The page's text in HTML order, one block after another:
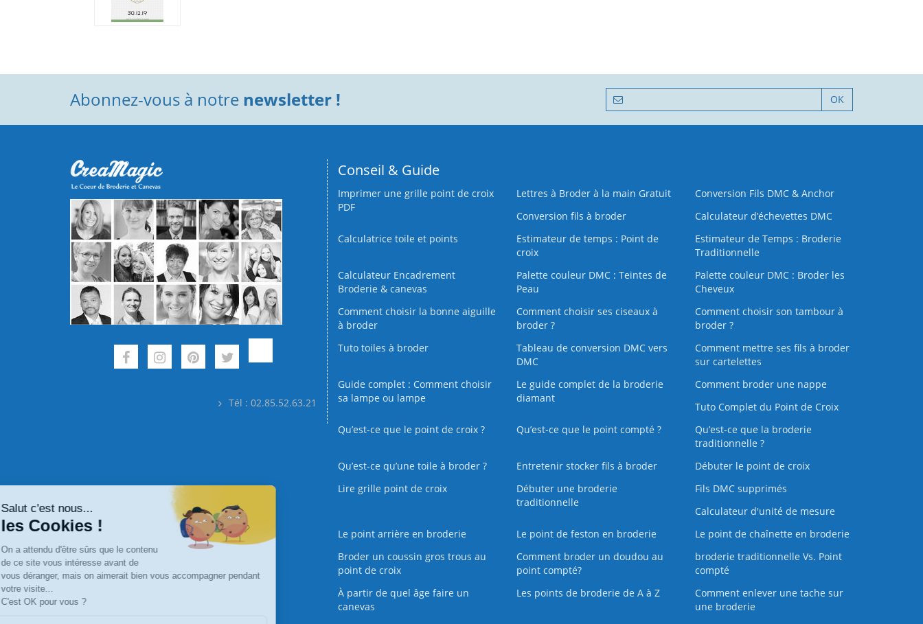
Abonnez-vous à notre newsletter ! OK
Tél : 02.85.52.63.21
Conseil & Guide
Imprimer une grille point de croix
PDF
Lettres à Broder à la main Gratuit
Conversion Fils DMC & Anchor
Conversion fils à broder
Calculateur d’échevettes DMC
Calculatrice toile et points
Estimateur de temps : Point de
croix
Estimateur de Temps : Broderie
Traditionnelle
Calculateur Encadrement
Broderie & canevas
Palette couleur DMC : Teintes de
Peau
Palette couleur DMC : Broder les
Cheveux
Comment choisir la bonne aiguille
à broder
Comment choisir ses ciseaux à
broder ?
Comment choisir son tambour à
broder ?
Tuto toiles à broder
Tableau de conversion DMC vers
DMC
Comment mettre ses fils à broder
sur cartelettes
Guide complet : Comment choisir
sa lampe ou lampe
Le guide complet de la broderie
diamant
Comment broder une nappe
Tuto Complet du Point de Croix
Qu’est-ce que le point de croix ?
Qu’est-ce que le point compté ?
Qu’est-ce que la broderie
traditionnelle ?
Qu’est‑ce qu’une toile à broder ?
Entretenir stocker fils à broder
Débuter le point de croix
Lire grille point de croix
Débuter une broderie
traditionnelle
Fils DMC supprimés
Calculateur d'unité de mesure
Le point arrière en broderie
Le point de feston en broderie
Le point de chaînette en broderie
Broder un coussin gros trous au
point de croix
Comment broder un doudou au
point compté?
broderie traditionnelle Vs. Point
compté
À partir de quel âge faire un
canevas
Les points de broderie de A à Z
Comment enlever une tache sur
une broderie